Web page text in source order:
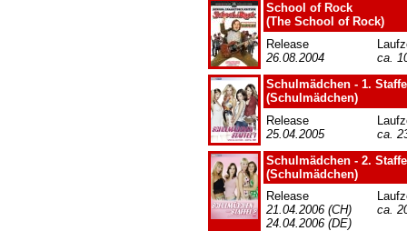
School of Rock
(The School of Rock)
Release
26.08.2004
ca.
Schulmädchen - 1.
(Schulmädchen)
Release
25.04.2005
ca.
Schulmädchen - 2.
(Schulmädchen)
Release
21.04.2006 (CH)
24.04.2006 (DE)
ca.